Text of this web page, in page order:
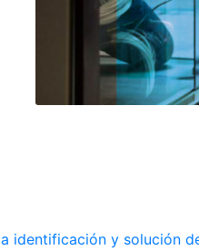
y solución